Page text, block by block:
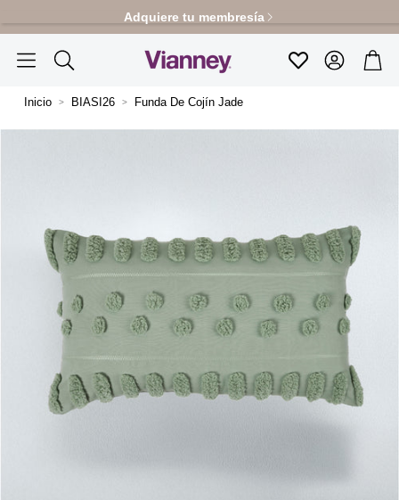
Adquiere tu membresía
FavoritosCuenta
Inicio BIASI26 Funda De Cojín Jade